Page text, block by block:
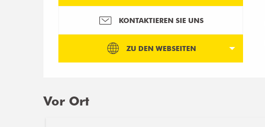
KONTAKTIEREN SIE UNS
ZU DEN WEBSEITEN
Vor Ort